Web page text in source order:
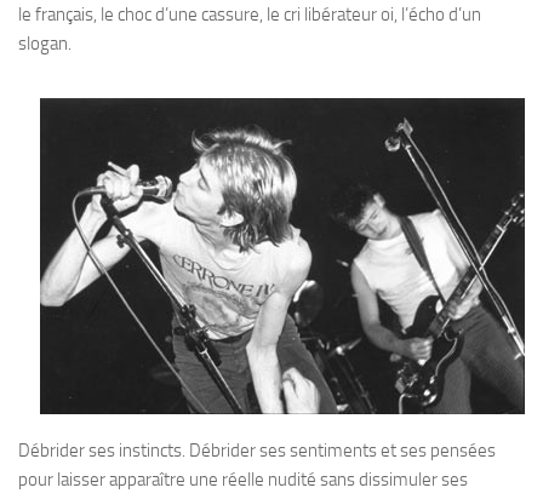
le français, le choc d’une cassure, le cri libérateur oi, l’écho d’un
slogan.
Débrider ses instincts. Débrider ses sentiments et ses pensées
pour laisser apparaître une réelle nudité sans dissimuler ses